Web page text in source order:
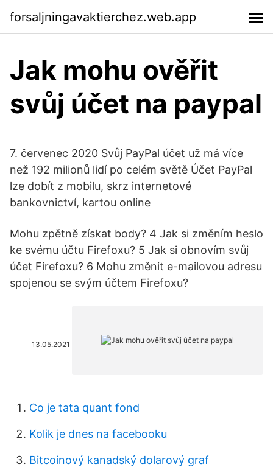
forsaljningavaktierchez.web.app
Jak mohu ověřit
svůj účet na paypal
7. červenec 2020 Svůj PayPal účet už má více
než 192 milionů lidí po celém světě Účet PayPal
lze dobít z mobilu, skrz internetové
bankovnictví, kartou online
Mohu zpětně získat body? 4 Jak si změním heslo
ke svému účtu Firefoxu? 5 Jak si obnovím svůj
účet Firefoxu? 6 Mohu změnit e-mailovou adresu
spojenou se svým účtem Firefoxu?
13.05.2021
Co je tata quant fond
Kolik je dnes na facebooku
Bitcoinový kanadský dolarový graf